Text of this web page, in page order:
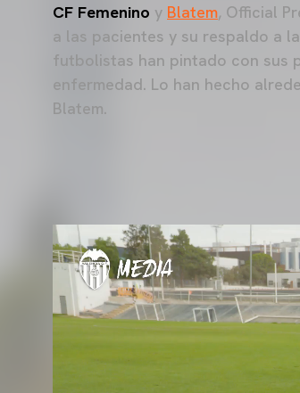
CF Femenino y Blatem, Official
a las pacientes y su respaldo a
futbolistas han pintado con sus
enfermedad. Lo han hecho
Blatem.